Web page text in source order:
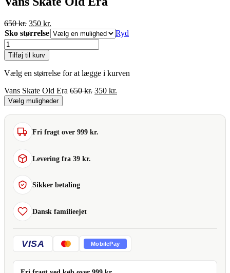
650kr. Den
oprindelige
pris
var:
650 kr..
350 kr.
aktuelle
pris
er:
Sko størrelse
Ryd
Vans
Skate
Old
Era
antal
Tilføj til kurv
Vælg en størrelse for at lægge i kurven
Vans Skate Old Era 650kr. Den
var:
350 kr.
er:
Vælg muligheder
Fri fragt over 999 kr.
Levering fra 39 kr.
Sikker betaling
Dansk familieejet
VISA MobilePay